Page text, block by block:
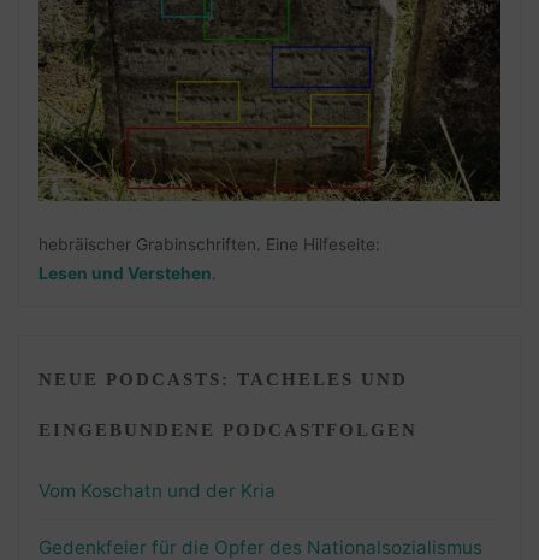
hebräischer Grabinschriften. Eine Hilfeseite:
Lesen und Verstehen
NEUE PODCASTS: TACHELES UND
EINGEBUNDENE PODCASTFOLGEN
Vom Koschatn und der Kria
Gedenkfeier für die Opfer des Nationalsozialismus